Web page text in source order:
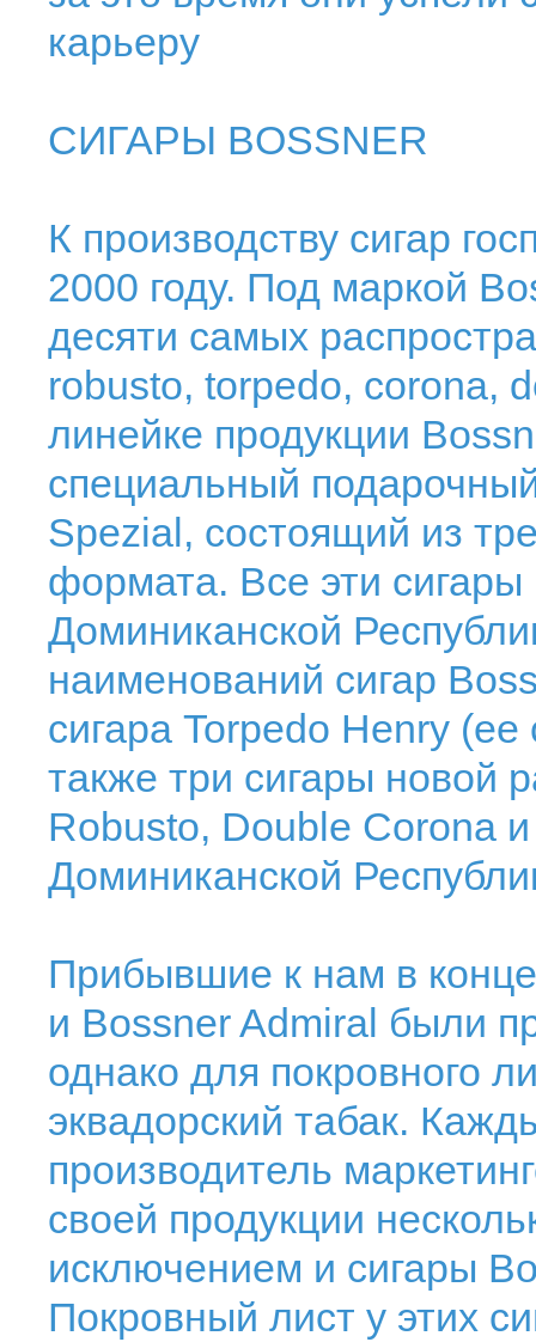
карьеру
СИГАРЫ BOSSNER
К производству сигар
2000 году. Под маркой
десяти самых
robusto, torpedo, corona,
линейке продукции
специальный
Spezial, состоящий из
формата. Все эти
Доминиканской
наименований сигар
сигара Torpedo Henry
также три сигары новой
Robusto, Double Corona
Доминиканской
Прибывшие к нам в
и Bossner Admiral были
однако для покровного
эквадорский табак.
производитель
своей продукции
исключением и сигары
Покровный лист у этих